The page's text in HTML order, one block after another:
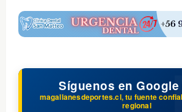
Síguenos en Google
magallanesdeportes.cl, tu fuente
regional